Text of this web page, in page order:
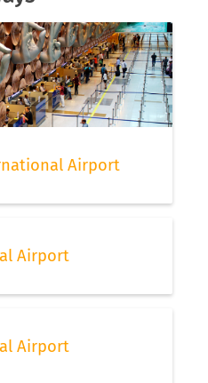
Airport
Airport
Airport